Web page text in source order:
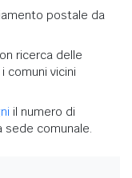
postale da
ricerca delle
comuni vicini
il numero di
sede comunale.